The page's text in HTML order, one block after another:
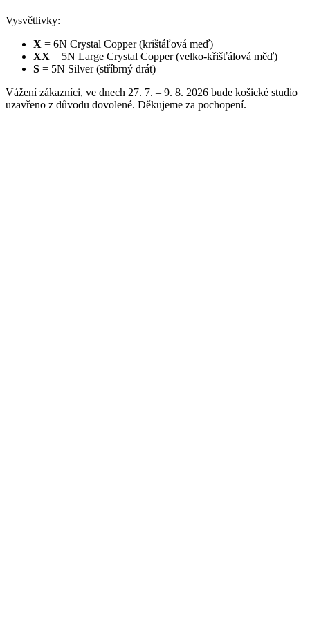
Vysvětlivky:
X = 6N Crystal Copper (krištáľová meď)
XX = 5N Large Crystal Copper (velko-křišťálová měď)
S = 5N Silver (stříbrný drát)
Vážení zákazníci, ve dnech 27. 7. – 9. 8. 2026 bude košické studio
uzavřeno z důvodu dovolené. Děkujeme za pochopení.